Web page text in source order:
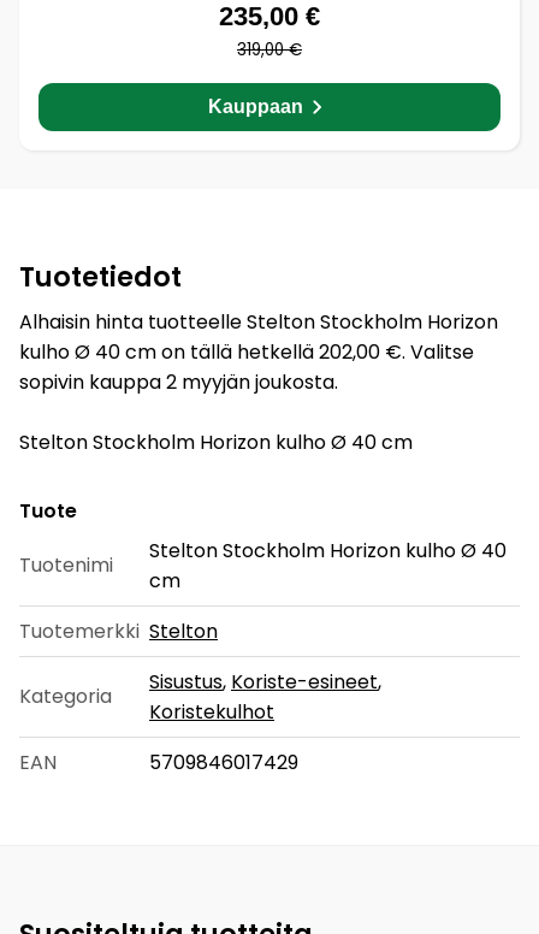
235,00 €
319,00 €
Kauppaan
Tuotetiedot
Alhaisin hinta tuotteelle Stelton Stockholm Horizon
kulho Ø 40 cm on tällä hetkellä 202,00 €. Valitse
sopivin kauppa 2 myyjän joukosta.
Stelton Stockholm Horizon kulho Ø 40 cm
Tuote
Tuotenimi
Stelton Stockholm Horizon kulho Ø 40
cm
Tuotemerkki Stelton
Kategoria
Sisustus, Koriste-esineet,
Koristekulhot
EAN
5709846017429